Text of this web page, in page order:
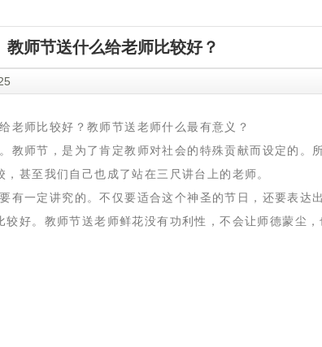
教师节送什么给老师比较好？
师比较好？教师节送老师什么最有意义？
师节，是为了肯定教师对社会的特殊贡献而设定的。
甚至我们自己也成了站在三尺讲台上的老师。
一定讲究的。不仅要适合这个神圣的节日，还要表达
好。教师节送老师鲜花没有功利性，不会让师德蒙尘，